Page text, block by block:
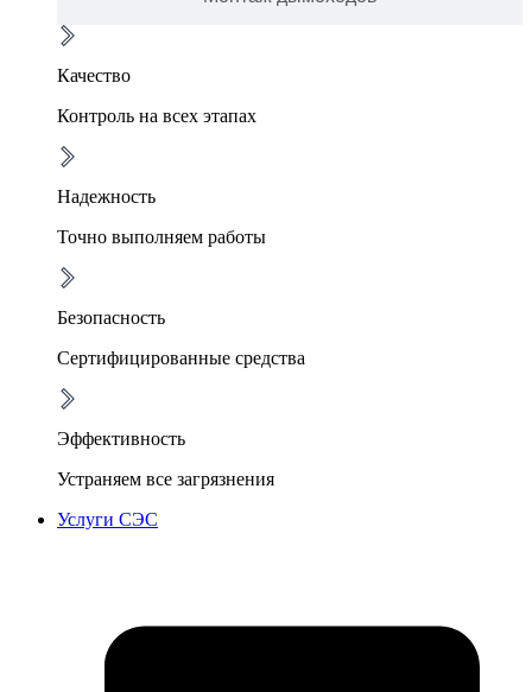
Качество
Контроль на всех этапах
Надежность
Точно выполняем работы
Безопасность
Сертифицированные средства
Эффективность
Устраняем все загрязнения
Услуги СЭС